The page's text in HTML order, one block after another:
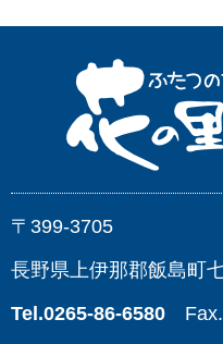
〒399-3705
長野県上伊那郡飯島町
Tel.0265-86-6580